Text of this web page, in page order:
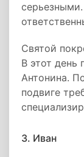
Святой
В этот день
Антонина.
подвиге
3. Иван